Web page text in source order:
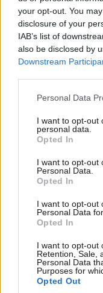
your opt-out. You
disclosure of your
IAB’s list of
also be disclosed by
Downstream
Please note that this
not limited to your
grant or deny
use your data for
consent section.
Personal Data
I want to opt-out
personal data.
Opted In
I want to opt-out
Personal Data.
Opted In
I want to opt-out
Personal Data
Opted In
I want to opt-out
Retention, Sale,
Personal Data
Purposes for
Opted Out
TRENDING
06·08·2026 21:47
Τραγωδία στα
– Τι λένε
που πνίγηκε